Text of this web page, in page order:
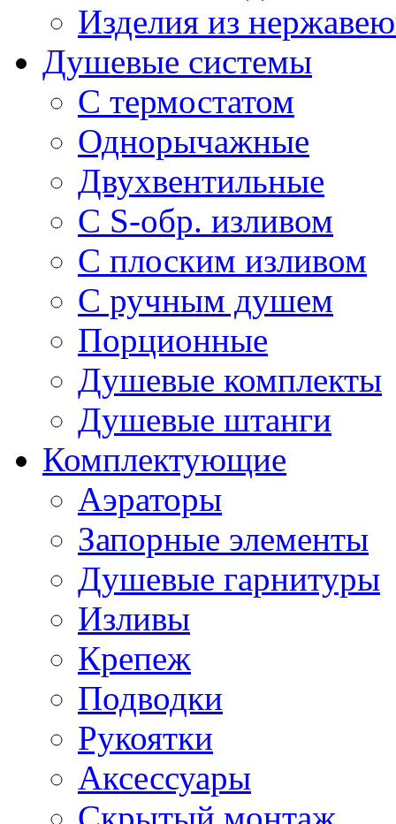
Изделия из
Душевые системы
С термостатом
Однорычажные
Двухвентильные
С S-обр. изливом
С плоским изливом
С ручным душем
Порционные
Душевые комплекты
Душевые штанги
Комплектующие
Аэраторы
Запорные элементы
Душевые гарнитуры
Изливы
Крепеж
Подводки
Рукоятки
Аксессуары